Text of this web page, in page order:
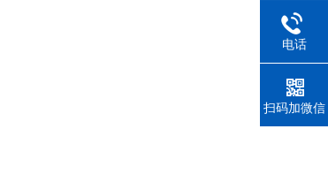
电话
扫码加微信